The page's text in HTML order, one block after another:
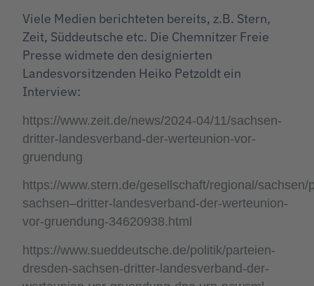
Viele Medien berichteten bereits, z.B. Stern,
Zeit, Süddeutsche etc. Die Chemnitzer Freie
Presse widmete den designierten
Landesvorsitzenden Heiko Petzoldt ein
Interview:
https://www.zeit.de/news/2024-04/11/sachsen-
dritter-landesverband-der-werteunion-vor-
gruendung
https://www.stern.de/gesellschaft/regional/sachsen/
sachsen–dritter-landesverband-der-werteunion-
vor-gruendung-34620938.html
https://www.sueddeutsche.de/politik/parteien-
dresden-sachsen-dritter-landesverband-der-